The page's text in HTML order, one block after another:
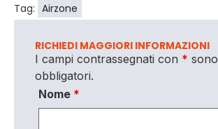
Tag: Airzone
RICHIEDI MAGGIORI INFORMAZIONI
I campi contrassegnati con * sono
obbligatori.
Nome *